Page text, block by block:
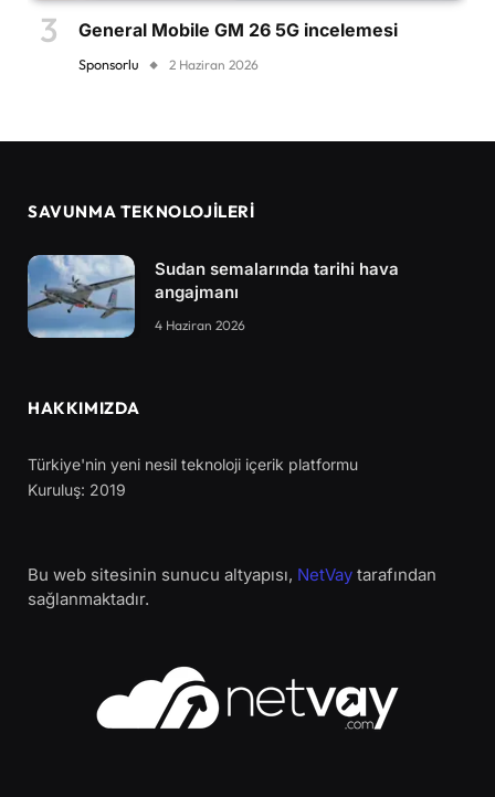
General Mobile GM 26 5G incelemesi
Sponsorlu 2 Haziran 2026
SAVUNMA TEKNOLOJİLERİ
Sudan semalarında tarihi hava
angajmanı
4 Haziran 2026
HAKKIMIZDA
Türkiye'nin yeni nesil teknoloji içerik platformu
Kuruluş: 2019
Bu web sitesinin sunucu altyapısı, NetVay tarafından
sağlanmaktadır.